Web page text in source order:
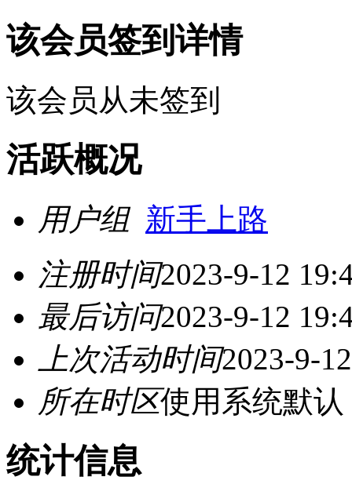
该会员签到详情
该会员从未签到
活跃概况
用户组 新手上路
注册时间2023-9-12
最后访问2023-9-12
上次活动时间2023-9-
所在时区使用系统默认
统计信息